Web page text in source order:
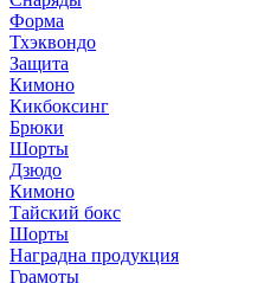
Форма
Тхэквондо
Защита
Кимоно
Кикбоксинг
Брюки
Шорты
Дзюдо
Кимоно
Тайский бокс
Шорты
Наградна продукция
Грамоты